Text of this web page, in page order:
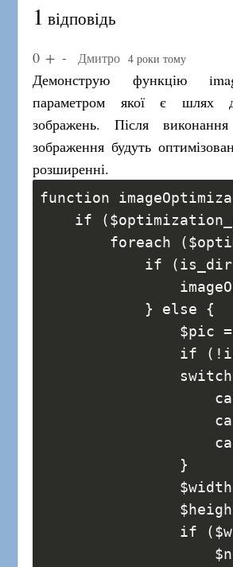
1 відповідь
0 Дмитро 4 роки тому
Демонструю функцію
параметром якої є шлях
зображень. Після
зображення будуть
розширенні.
function
if
foreach
if
            } else {
$pic
if
                }
if